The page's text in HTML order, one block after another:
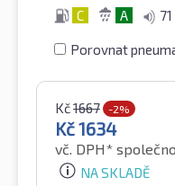
C A
Porovnat
Kč1667 -2%
Kč1634
vč. DPH*
NA SKLADĚ